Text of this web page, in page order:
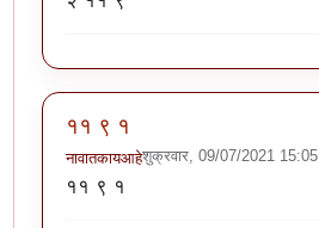
११ ९ १
नावातकायआहेशुक्रवार, 09/07/2021 15:05
११ ९ १